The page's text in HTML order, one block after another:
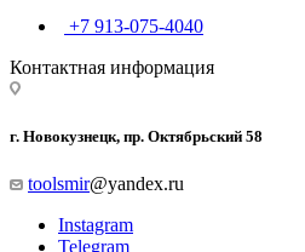
+7 913-075-4040
Контактная информация
г. Новокузнецк, пр. Октябрьский 58
toolsmir@yandex.ru
Instagram
Telegram